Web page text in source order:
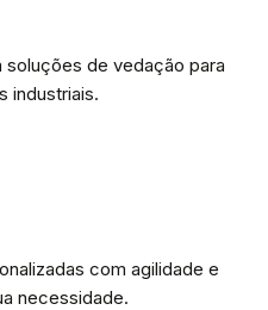
soluções de vedação para
industriais.
com agilidade e
necessidade.